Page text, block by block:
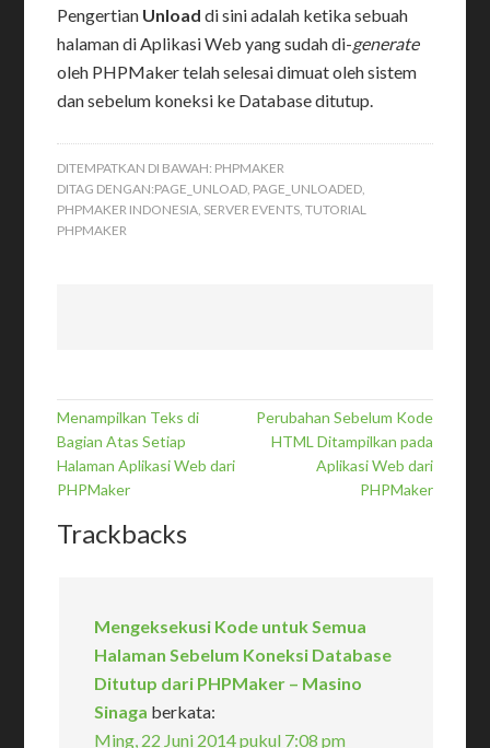
Pengertian Unload di sini adalah ketika sebuah
halaman di Aplikasi Web yang sudah di-generate
oleh PHPMaker telah selesai dimuat oleh sistem
dan sebelum koneksi ke Database ditutup.
DITEMPATKAN DI BAWAH: PHPMAKER
DITAG DENGAN:PAGE_UNLOAD, PAGE_UNLOADED,
PHPMAKER INDONESIA, SERVER EVENTS,TUTORIAL
PHPMAKER
Menampilkan Teks di
Bagian Atas Setiap
Halaman Aplikasi Web dari
PHPMaker
Perubahan Sebelum Kode
HTML Ditampilkan pada
Aplikasi Web dari
PHPMaker
Trackbacks
Mengeksekusi Kode untuk Semua
Halaman Sebelum Koneksi Database
Ditutup dari PHPMaker – Masino
Sinaga berkata:
Ming, 22 Juni 2014 pukul 7:08 pm